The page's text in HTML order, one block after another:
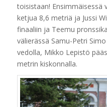
toisistaan! Ensimmäisessä
ketjua 8,6 metriä ja Jussi
finaaliin ja Teemu
välierässä Samu-Petri
vedolla, Mikko Lepistö
metrin kiskonnalla.